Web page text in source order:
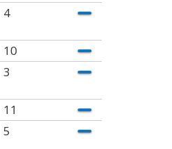
4
10
3
11
5